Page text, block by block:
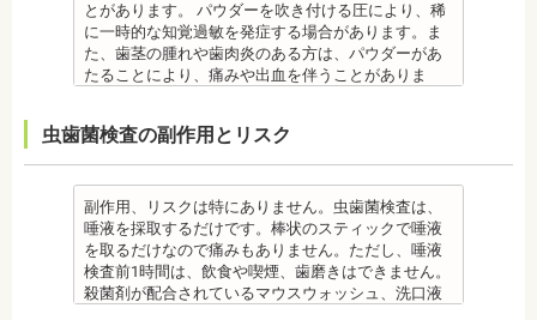
に相談してください。
・個人差がありますが、矯正装置にかなりのストレ
スを受ける患者さんもいます。
・矯正中は、器具を装着するため、食べかすが詰ま
了まで治療できません。）
・虫歯や歯周炎が発生すると一旦、装置を取り外し
て歯科医院で治療をする場合もあります。
・患者様が、取り外しできる矯正装置や補助装置の
装着時間を守っていなかったり、定期的な来院がで
きなかったりした場合は、治療期間が延びる可能性
があります。
・特殊な噛み合わせ、骨の硬さ、歯のかたちの場合
・個人差により治療期間が数年かかることがありま
す。
・固いものが一時的に噛めなくなります。また、ガ
ムや餅など、装置に引っかかるものが食べられなく
を受診してください。
・個人差があり、かなりのストレスを受ける患者さ
んもいます。
・矯正中は、器具を装着するため、食べかすが詰ま
りやすく虫歯、歯周病を招きやすくなります。（矯
正器具をつけている箇所の虫歯治療は、基本的に矯
正終了まで治療できません。）
・虫歯や歯周炎が発生すると一旦、装置を取り外し
・治療中と治療後の見た目に個人差が大きくあらわ
れる治療です。また、歯科医師との見解の相違も起
こりえます。歯科医師とよくご相談ください。
・矯正力が強すぎると、歯の根が短くなる「歯根吸
・歯や骨の状態、歯の動きを妨げる癖があった場
合、虫歯や歯周病の発生など、治療計画よりも治療
期間が長くなる場合があります。
・矯正治療では、歯肉が下がる場合（歯肉退縮）が
あります。特に切歯（せっし：上下前歯各4本）、歯
の凸凹が大きい患者様の場合、発症する事がありま
す。
・個人差により治療期間が数年かかることがありま
す。
日本大学歯学部非常勤講師
社会福祉法人富士白苑理事
新潟大学医歯学総合病院にて研修
都内歯科医院にて勤務
歯石とは、歯垢が石のように固くなって歯と歯の間
や歯の表面、歯茎と歯の隙間などにこびりついたも
のです。唾液腺開口部の近くにある歯に特に着きや
すく、具体的には「下の前歯の裏側」や「上の奥歯
きません。
単に取り除くことができますが、沈着したまま時間
が経過すると歯石になって歯周病を進行させてしま
います。歯科での歯石除去は、専門の機器を使用
し、歯石を取り除くことができます。
歯石を取り除けば、歯周病の治療となり歯のぐらつ
き、歯茎の出血、口臭などが改善できます。
とがあります。 パウダーを吹き付ける圧により、稀
に一時的な知覚過敏を発症する場合があります。ま
た、歯茎の腫れや歯肉炎のある方は、パウダーがあ
たることにより、痛みや出血を伴うことがありま
きれない場合があります。
また、エアフローは外来性の着色は落としますが、
本来の歯の色自体は白くできません。歯自体を白く
したい場合にはホワイトニングが有効です。 着色汚
れはエアフロー後に再付着することもあります。継
続的効果を得るには、定期的な施術が必要です。
エアフローは、着色を落とす審美目的として行われ
るため、健康保険の適用外となり自由診療となりま
虫歯菌検査の副作用とリスク
副作用、リスクは特にありません。虫歯菌検査は、
唾液を採取するだけです。棒状のスティックで唾液
を取るだけなので痛みもありません。ただし、唾液
検査前1時間は、飲食や喫煙、歯磨きはできません。
殺菌剤が配合されているマウスウォッシュ、洗口液